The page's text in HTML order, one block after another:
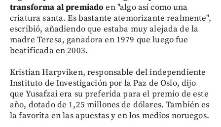
transforma al premiado en "algo así como una
criatura santa. Es bastante atemorizante realmente",
escribió, añadiendo que estaba muy alejada de la
madre Teresa, ganadora en 1979 que luego fue
beatificada en 2003.
Kristian Harpviken, responsable del independiente
Instituto de Investigación por la Paz de Oslo, dijo
que Yusafzai era su preferida para el premio de este
año, dotado de 1,25 millones de dólares. También es
la favorita en las apuestas y en los medios noruegos.